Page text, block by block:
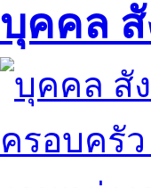
บุคคล
ครอบครัว